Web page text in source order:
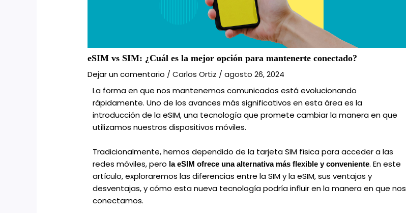
eSIM vs SIM: ¿Cuál es la mejor opción para mantenerte conectado?
Dejar un comentario /Carlos Ortiz /agosto 26, 2024
La forma en que nos mantenemos comunicados está evolucionando
rápidamente. Uno de los avances más significativos en esta área es la
introducción de la eSIM, una tecnología que promete cambiar la manera en que
utilizamos nuestros dispositivos móviles.
Tradicionalmente, hemos dependido de la tarjeta SIM física para acceder a las
redes móviles, pero la eSIM ofrece una alternativa más flexible y conveniente. En este
artículo, exploraremos las diferencias entre la SIM y la eSIM, sus ventajas y
desventajas, y cómo esta nueva tecnología podría influir en la manera en que nos
conectamos.